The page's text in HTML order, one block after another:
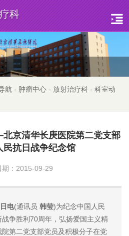
科
航 - 肿瘤中心 - 放射治疗科 - 科室动
京清华长庚医院第二党支部
民抗日战争纪念馆
期：2015-09-29
电(通讯员 韩莹)为纪念中国人民
争胜利70周年，弘扬爱国主义精
第二党支部党员及积极分子在党